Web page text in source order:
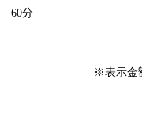
60分
※表示金